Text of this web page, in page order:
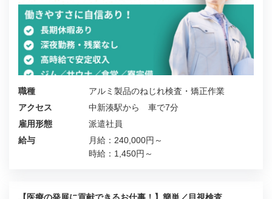
職種
アルミ製品のねじれ検査・矯正作業
アクセス
中新湊駅から 車で7分
雇用形態
派遣社員
給与
月給：240,000円～
時給：1,450円～